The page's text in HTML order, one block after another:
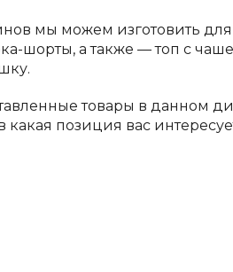
товары в данном
какая позиция вас
мы можем изготовить для
шорты, а также — топ с